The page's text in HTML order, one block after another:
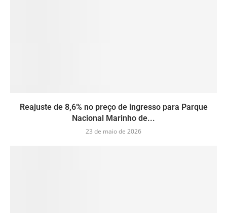
Reajuste de 8,6% no preço de ingresso para Parque
Nacional Marinho de...
23 de maio de 2026